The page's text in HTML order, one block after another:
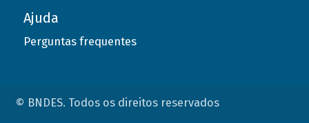
Ajuda
Perguntas frequentes
© BNDES. Todos os direitos reservados